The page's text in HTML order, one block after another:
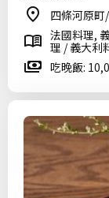
四條河原
法國料理,
理 / 義大利
吃晚飯: